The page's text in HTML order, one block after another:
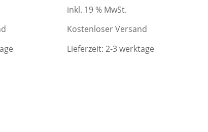
€.
war:
690,00 €
ist:
450,00 €.
inkl. 19 % MwSt.
Kostenloser Versand
Lieferzeit:2-3 werktage